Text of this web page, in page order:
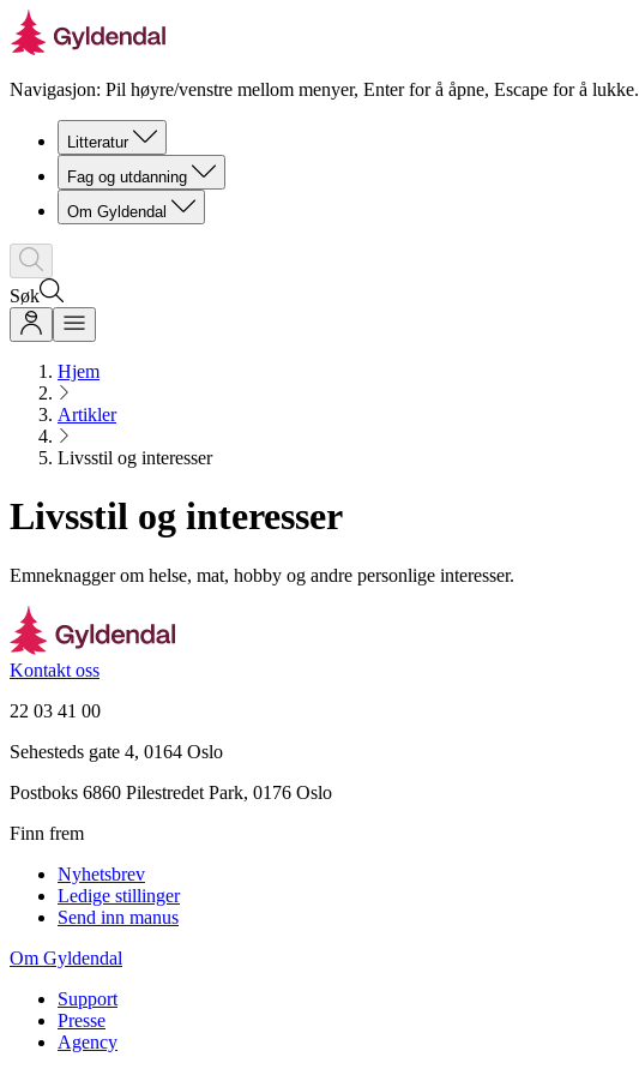
Navigasjon: Pil høyre/venstre mellom menyer, Enter for å åpne, Escape for å lukke.
Litteratur
Fag og utdanning
Om Gyldendal
Søk
Hjem
Artikler
Livsstil og interesser
Livsstil og interesser
Emneknagger om helse, mat, hobby og andre personlige interesser.
Kontakt oss
22 03 41 00
Sehesteds gate 4, 0164 Oslo
Postboks 6860 Pilestredet Park, 0176 Oslo
Finn frem
Nyhetsbrev
Ledige stillinger
Send inn manus
Om Gyldendal
Support
Presse
Agency